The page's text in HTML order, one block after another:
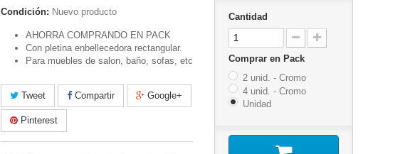
Condición: Nuevo producto
AHORRA COMPRANDO EN PACK
Con pletina enbellecedora rectangular.
Para muebles de salon, baño, sofas, etc
Tweet Compartir Google+
Pinterest
Cantidad
Comprar en Pack
2 unid. - Cromo
4 unid. - Cromo
Unidad